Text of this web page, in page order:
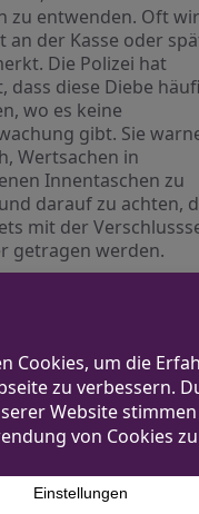
zu entwenden. Oft
an der Kasse oder
Die Polizei hat
dass diese Diebe
wo es keine
gibt. Sie
Wertsachen in
Innentaschen zu
darauf zu achten,
mit der
getragen werden.
die Beamten,
im Blick zu behalten,
BEITRAG
Stark alkoholisierter